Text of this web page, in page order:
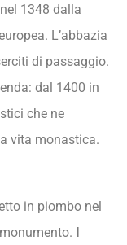
1348 dalla
L’abbazia
di passaggio.
dal 1400 in
che ne
vita monastica.
in piombo nel
I